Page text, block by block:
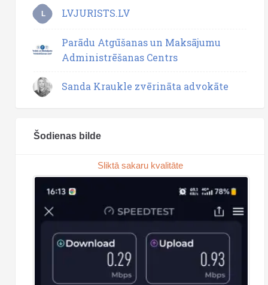
L LVJURISTS.LV
Parādu Atgūšanas un Maksājumu
Administrēšanas Centrs
Sanda Kraukle zvērināta advokāte
Šodienas bilde
Sliktā sakaru kvalitāte